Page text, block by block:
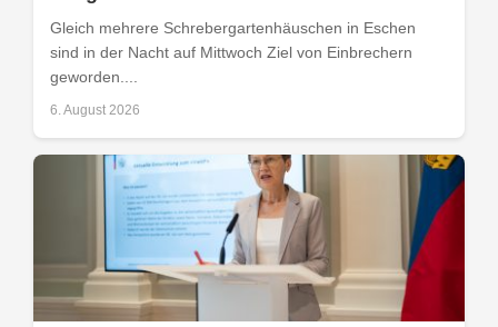
Gleich mehrere Schrebergartenhäuschen in Eschen
sind in der Nacht auf Mittwoch Ziel von Einbrechern
geworden....
6. August 2026